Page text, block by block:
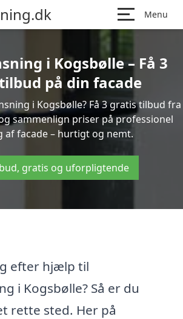
Menu
i Kogsbølle – Få 3
på din facade
i Kogsbølle? Få 3 gratis tilbud fra
sammenlign priser på professionel
af facade – hurtigt og nemt.
gratis og uforpligtende
efter hjælp til
i Kogsbølle? Så er du
rette sted. Her på